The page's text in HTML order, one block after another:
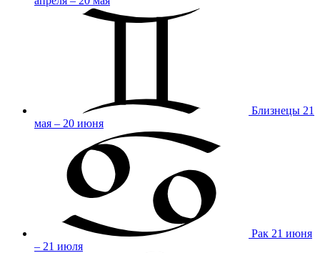
Близнецы 21
мая – 20 июня
Рак 21 июня
– 21 июля